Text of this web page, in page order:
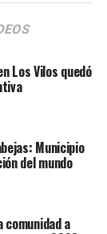
Los Vilos quedó
Municipio
del mundo
comunidad a